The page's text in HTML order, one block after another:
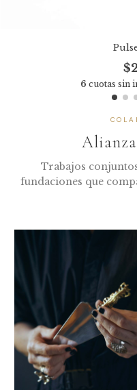
6 cuotas sin
Trabajos
fundaciones que